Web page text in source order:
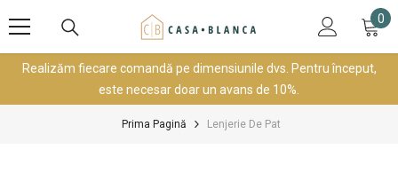
SARI LA CONȚINUT 0
0
Realizăm fiecare comandă pe dimensiunile dvs. Pentru început,
este necesar doar un avans de 10%.
Prima Pagină Lenjerie De Pat